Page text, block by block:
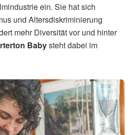
ein. Sie hat sich
und Altersdiskriminierung
mehr Diversität vor und hinter
Babysteht dabei im